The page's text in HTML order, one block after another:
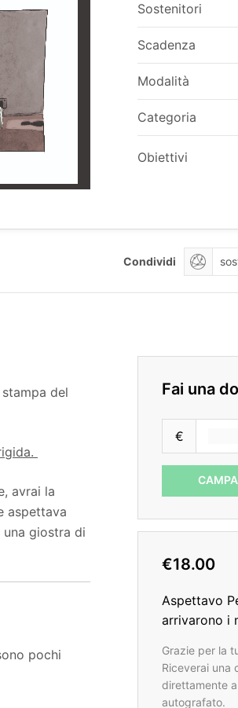
Sostenitori
Scadenza
Modalità
Categoria
Obiettivi
Condividi
del
avrai la
aspettava
una giostra di
pochi
Fai una
€
€18.00
Aspettavo
arrivarono i
Grazie per la
Riceverai una
direttamente
autografato.